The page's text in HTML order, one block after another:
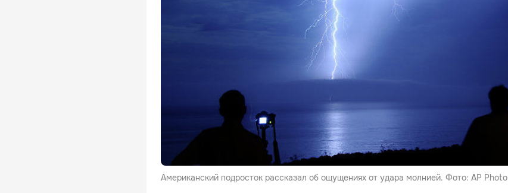
Американский подросток рассказал об ощущениях от удара молнией. Фото: AP Photo